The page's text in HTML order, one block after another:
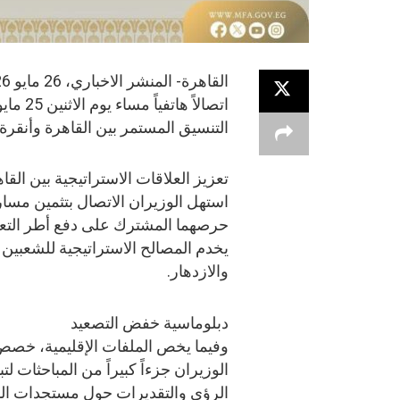
التنسيق المستمر بين القاهرة
تعزيز العلاقات الاستراتيجية بين
استهل الوزيران الاتصال بتثمين
حرصهما المشترك على دفع أطر
يخدم المصالح الاستراتيجية
والازدهار.
دبلوماسية خفض التصعيد
وفيما يخص الملفات الإقليمية،
الوزيران جزءاً كبيراً من المباحثات
الرؤى والتقديرات حول مستجدات